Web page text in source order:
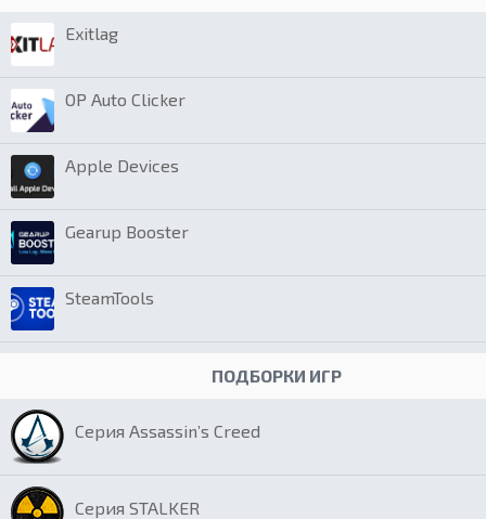
Exitlag
OP Auto Clicker
Apple Devices
Gearup Booster
SteamTools
ПОДБОРКИ ИГР
Серия Assassin’s Creed
Серия STALKER